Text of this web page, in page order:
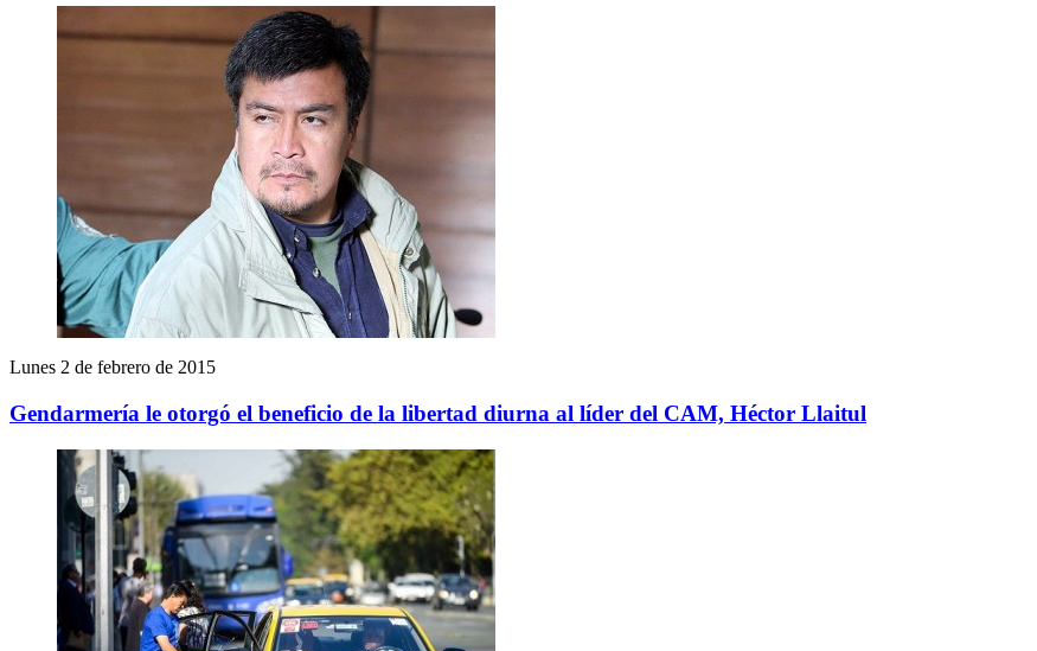
Lunes 2 de febrero de 2015
Gendarmería le otorgó el beneficio de la libertad diurna al líder del CAM, Héctor Llaitul